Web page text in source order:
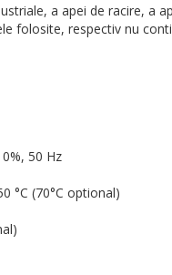
a apei de racire, a
folosite, respectiv nu
50 Hz
°C (70°C optional)